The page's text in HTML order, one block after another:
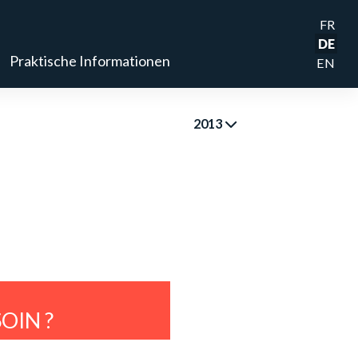
Praktische Informationen
FR
DE
EN
2013
?